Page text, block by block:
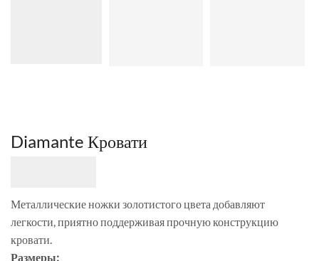
Diamante Кровати
Металлические ножки золотистого цвета добавляют
легкости, приятно поддерживая прочную конструкцию
кровати.
Размеры: